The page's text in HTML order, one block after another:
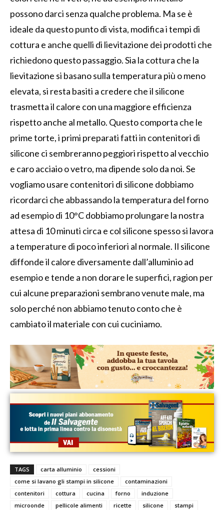
possono darci senza qualche problema. Ma se è
ideale da questo punto di vista, modifica i tempi di
cottura e anche quelli di lievitazione dei prodotti che
richiedono questo passaggio. Sia la cottura che la
lievitazione si basano sulla temperatura più o meno
elevata, si resta basiti a credere che il silicone
trasmetta il calore con una maggiore efficienza
rispetto anche al metallo. Questo comporta che le
prime torte, i primi preparati fatti in contenitori di
silicone ci sembreranno peggiori rispetto al vecchio
e caro acciaio o vetro, ma dipende solo da noi. Se
vogliamo usare contenitori di silicone dobbiamo
ricordarci che abbassando la temperatura del forno
ad esempio di 10°C dobbiamo prolungare la nostra
attesa di 10 minuti circa e col silicone spesso si lavora
a temperature di poco inferiori al normale. Il silicone
diffonde il calore diversamente dall’alluminio ad
esempio e tende a non dorare le superfici, ragion per
cui alcune preparazioni sembrano venute male, ma
solo perché non abbiamo tenuto conto che è
cambiato il materiale con cui cuciniamo.
TAGS carta alluminio
cessioni
come si lavano gli stampi in silicone
contaminazioni
contenitori
cottura cucina forno
induzione
microonde
pellicole alimenti ricette silicone stampi